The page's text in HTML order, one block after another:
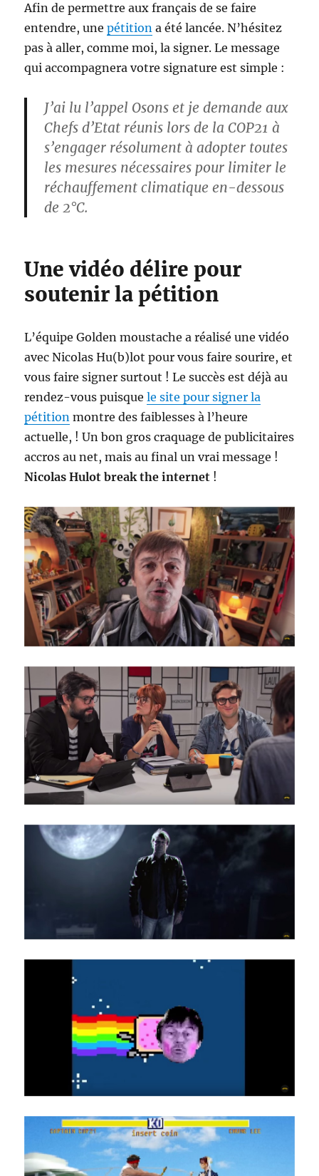
Afin de permettre aux français de se faire
entendre, unepétition a été lancée. N’hésitez
pas à aller, comme moi, la signer. Le message
qui accompagnera votre signature est simple :
J’ai lu l’appel Osons et je demande aux
Chefs d’Etat réunis lors de laCOP21à
s’engager résolument à adopter toutes
les mesures nécessaires pour limiter le
réchauffement climatique en-dessous
de 2°C.
Une vidéo délire pour
soutenir la pétition
L’équipe Golden moustache a réalisé une vidéo
avec Nicolas Hu(b)lot pour vous faire sourire, et
vous faire signer surtout ! Le succès est déjà au
rendez-vous puisquele site pour signer la
pétition montre des faiblesses à l’heure
actuelle, ! Un bon gros craquage de publicitaires
accros au net, mais au final un vrai message !
Nicolas Hulot break the internet !